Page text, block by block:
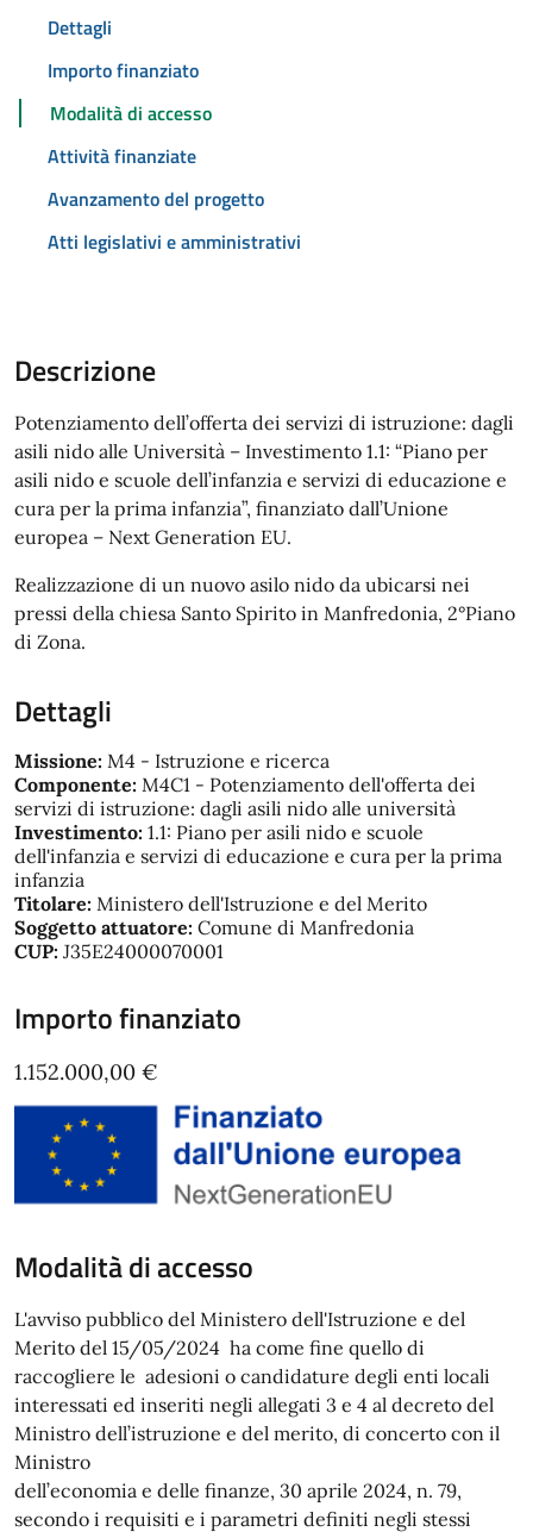
Dettagli
Importo finanziato
Modalità di accesso
Attività finanziate
Avanzamento del progetto
Atti legislativi e amministrativi
Descrizione
Potenziamento dell’offerta dei servizi di istruzione: dagli
asili nido alle Università – Investimento 1.1: “Piano per
asili nido e scuole dell’infanzia e servizi di educazione e
cura per la prima infanzia”, finanziato dall’Unione
europea – Next Generation EU.
Realizzazione di un nuovo asilo nido da ubicarsi nei
pressi della chiesa Santo Spirito in Manfredonia, 2°Piano
di Zona.
Dettagli
Missione: M4 - Istruzione e ricerca
Componente: M4C1 - Potenziamento dell'offerta dei
servizi di istruzione: dagli asili nido alle università
Investimento: 1.1: Piano per asili nido e scuole
dell'infanzia e servizi di educazione e cura per la prima
infanzia
Titolare: Ministero dell'Istruzione e del Merito
Soggetto attuatore: Comune di Manfredonia
CUP: J35E24000070001
Importo finanziato
1.152.000,00 €
Modalità di accesso
L'avviso pubblico del Ministero dell'Istruzione e del
Merito del 15/05/2024 ha come fine quello di
raccogliere le adesioni o candidature degli enti locali
interessati ed inseriti negli allegati 3 e 4 al decreto del
Ministro dell’istruzione e del merito, di concerto con il
Ministro
dell’economia e delle finanze, 30 aprile 2024, n. 79,
secondo i requisiti e i parametri definiti negli stessi